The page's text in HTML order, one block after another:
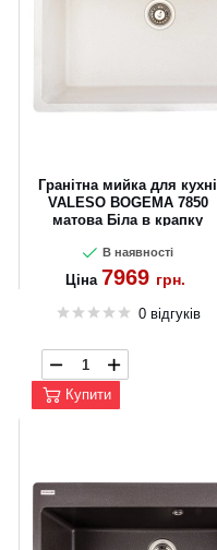
Гранітна мийка для кухні
VALESO BOGEMA 7850
матова Біла в крапку
В наявності
Ціна 7969 грн.
0 відгуків
Купити